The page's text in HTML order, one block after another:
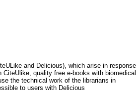
and Delicious), which arise in response
quality free e-books with biomedical
the technical work of the librarians in
to users with Delicious